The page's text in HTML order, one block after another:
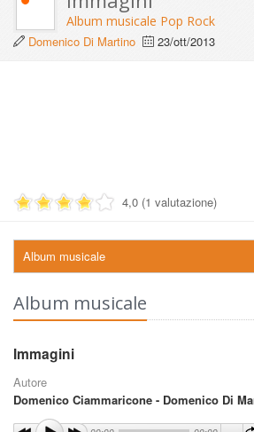
Album musicale Pop Rock
Domenico Di Martino
23/ott/2013
4,0 (1 valutazione)
Album musicale
Album musicale
Immagini
Autore
Domenico Ciammaricone - Domenico Di